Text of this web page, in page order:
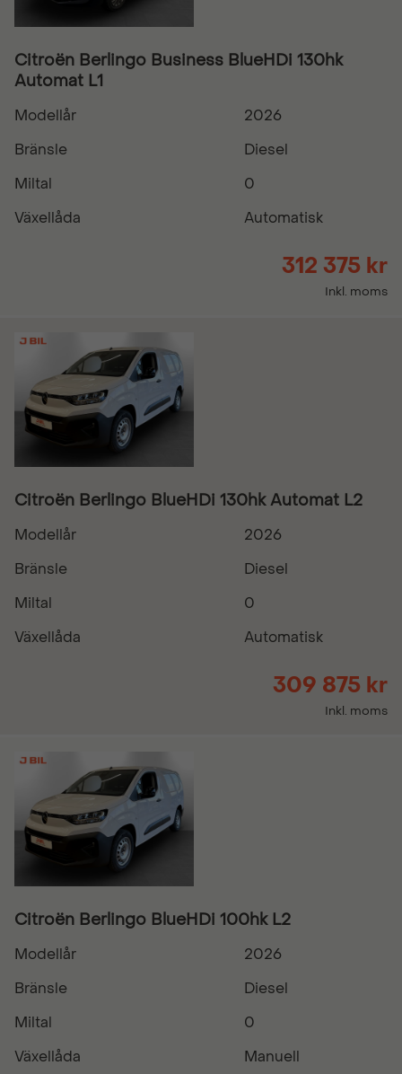
Citroën Berlingo Business BlueHDi 130hk
Automat L1
Modellår
2026
Bränsle
Diesel
Miltal
0
Växellåda
Automatisk
312 375 kr
Inkl. moms
Citroën Berlingo BlueHDi 130hk Automat L2
Modellår
2026
Bränsle
Diesel
Miltal
0
Växellåda
Automatisk
309 875 kr
Inkl. moms
Citroën Berlingo BlueHDi 100hk L2
Modellår
2026
Bränsle
Diesel
Miltal
0
Växellåda
Manuell